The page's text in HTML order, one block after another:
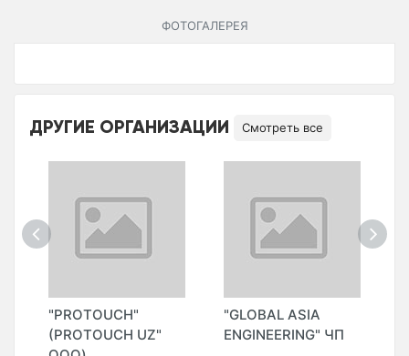
ФОТОГАЛЕРЕЯ
ДРУГИЕ ОРГАНИЗАЦИИ Смотреть все
"PROTOUCH"
(PROTOUCH UZ"
"GLOBAL ASIA
ENGINEERING" ЧП